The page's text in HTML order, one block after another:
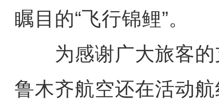
瞩目的“飞行锦鲤”。
为感谢广大旅客的
鲁木齐航空还在活动